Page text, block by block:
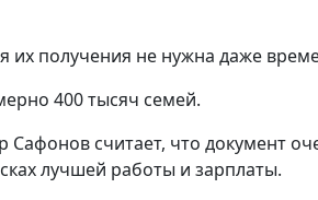
их получения не нужна даже
400 тысяч семей.
считает, что документ
лучшей работы и зарплаты.